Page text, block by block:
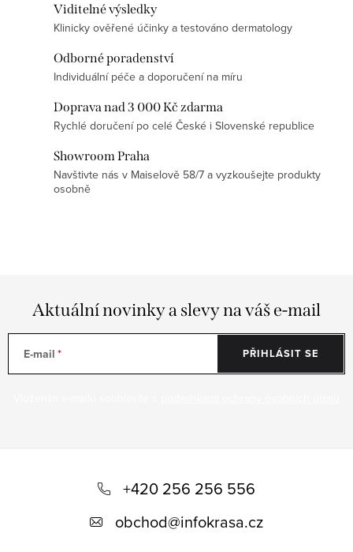
Viditelné výsledky
Klinicky ověřené účinky a testováno dermatology
Odborné poradenství
Individuální péče a doporučení na míru
Doprava nad 3 000 Kč zdarma
Rychlé doručení po celé České i Slovenské republice
Showroom Praha
Navštivte nás v Maiselově 58/7 a vyzkoušejte produkty
osobně
Aktuální novinky a slevy na váš e-mail
E-mail PŘIHLÁSIT SE
+420 256 256 556
obchod@infokrasa.cz